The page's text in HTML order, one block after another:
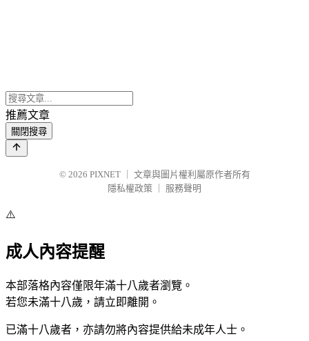
推薦文章
關閉搜尋
© 2026 PIXNET
文章與圖片權利屬原作者所有
隱私權政策
服務聲明
⚠️
成人內容提醒
本部落格內容僅限年滿十八歲者瀏覽。
若您未滿十八歲，請立即離開。
已滿十八歲者，亦請勿將內容提供給未成年人士。